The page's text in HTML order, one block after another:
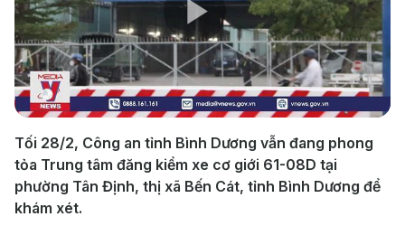
Play
Video
Tối 28/2, Công an tỉnh Bình Dương vẫn đang phong
tỏa Trung tâm đăng kiểm xe cơ giới 61-08D tại
phường Tân Định, thị xã Bến Cát, tỉnh Bình Dương để
khám xét.